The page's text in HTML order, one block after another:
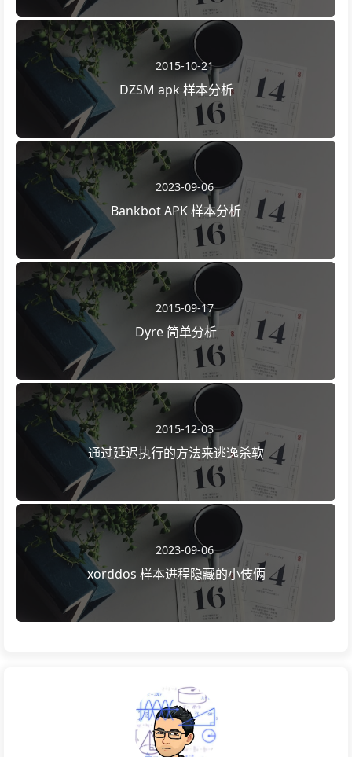
2015-10-21
DZSM apk 样本分析
2023-09-06
Bankbot APK 样本分析
2015-09-17
Dyre 简单分析
2015-12-03
通过延迟执行的方法来逃逸杀软
2023-09-06
xorddos 样本进程隐藏的小伎俩